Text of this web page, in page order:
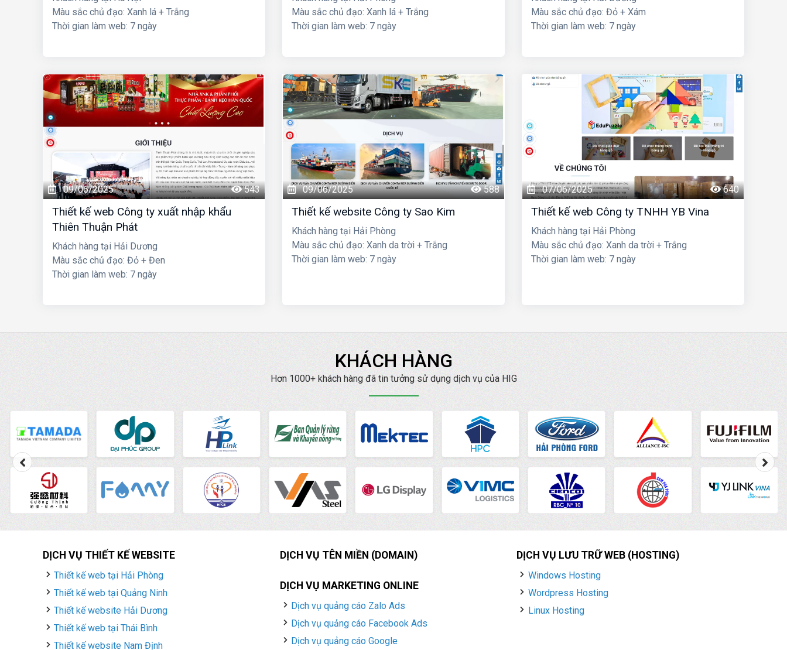
Màu sắc chủ đạo: Xanh lá + Trắng
Thời gian làm web: 7 ngày
Màu sắc chủ đạo: Xanh lá + Trắng
Thời gian làm web: 7 ngày
Màu sắc chủ đạo: Đỏ + Xám
Thời gian làm web: 7 ngày
09/06/2025 543
Thiết kế web Công ty xuất nhập khẩu
Thiên Thuận Phát
Khách hàng tại Hải Dương
Màu sắc chủ đạo: Đỏ + Đen
Thời gian làm web: 7 ngày
09/06/2025 588
Thiết kế website Công ty Sao Kim
Khách hàng tại Hải Phòng
Màu sắc chủ đạo: Xanh da trời + Trắng
Thời gian làm web: 7 ngày
07/06/2025 640
Thiết kế web Công ty TNHH YB Vina
Khách hàng tại Hải Phòng
Màu sắc chủ đạo: Xanh da trời + Trắng
Thời gian làm web: 7 ngày
KHÁCH HÀNG
Hơn 1000+ khách hàng đã tin tưởng sử dụng dịch vụ của HIG
DỊCH VỤ THIẾT KẾ WEBSITE
Thiết kế web tại Hải Phòng
Thiết kế web tại Quảng Ninh
Thiết kế website Hải Dương
Thiết kế web tại Thái Bình
Thiết kế website Nam Định
DỊCH VỤ TÊN MIỀN (DOMAIN)
DỊCH VỤ MARKETING ONLINE
Dịch vụ quảng cáo Zalo Ads
Dịch vụ quảng cáo Facebook Ads
Dịch vụ quảng cáo Google
DỊCH VỤ LƯU TRỮ WEB (HOSTING)
Windows Hosting
Wordpress Hosting
Linux Hosting